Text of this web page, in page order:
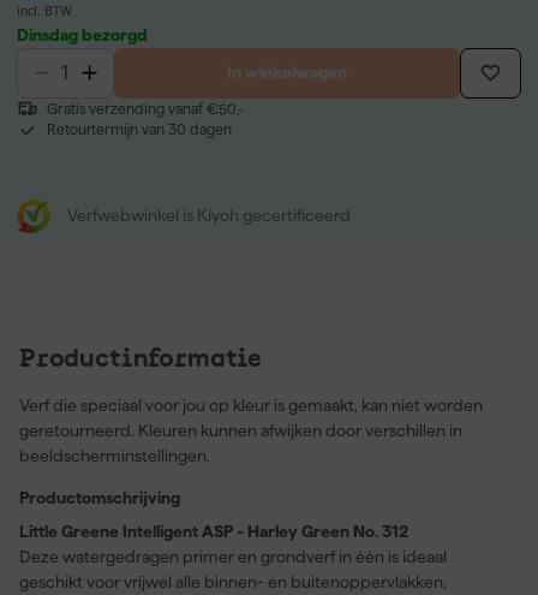
incl. BTW
Dinsdag bezorgd
In winkelwagen
Gratis verzending vanaf €50,-
Retourtermijn van 30 dagen
Verfwebwinkel is Kiyoh gecertificeerd
Productinformatie
Verf die speciaal voor jou op kleur is gemaakt, kan niet worden
geretourneerd. Kleuren kunnen afwijken door verschillen in
beeldscherminstellingen.
Productomschrijving
Little Greene Intelligent ASP - Harley Green No. 312
Deze watergedragen primer en grondverf in één is ideaal
geschikt voor vrijwel alle binnen- en buitenoppervlakken,